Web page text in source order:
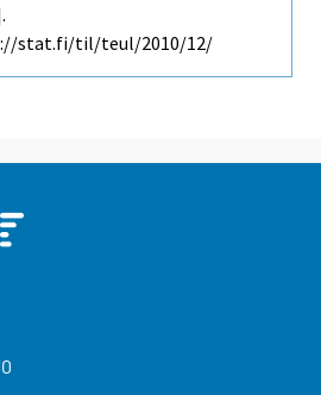
stat.fi/til/teul/2010/12/